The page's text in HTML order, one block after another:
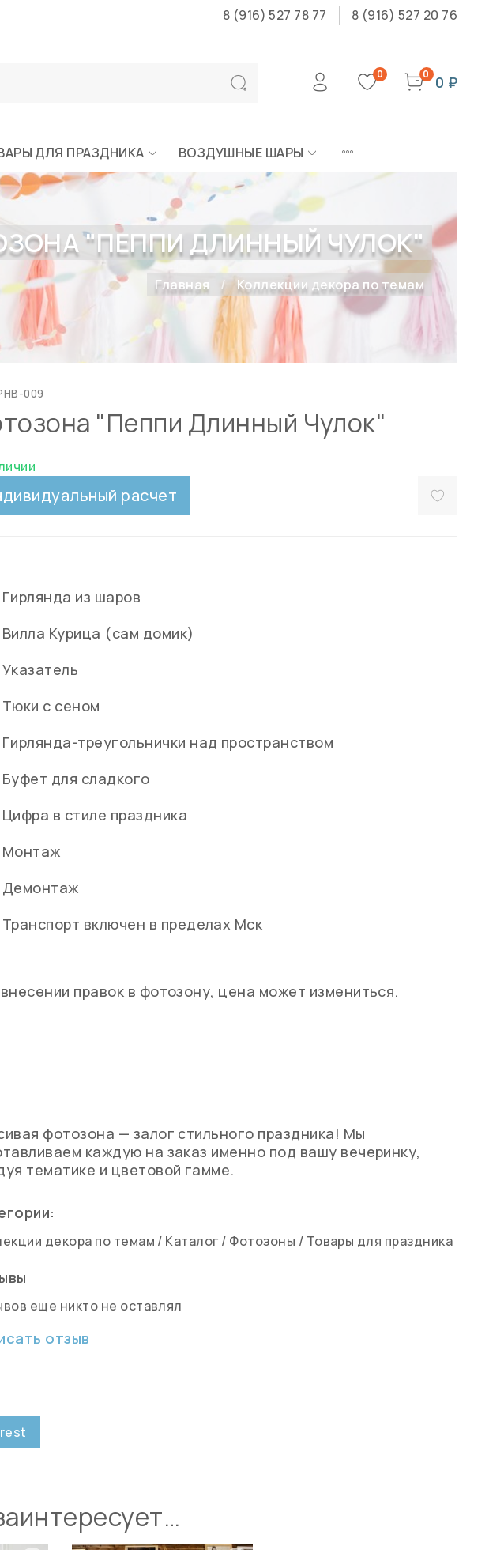
8 (916) 527 78 77 8 (916) 527 20 76
0 0 0 ₽
ДЛЯ ПРАЗДНИКА ВОЗДУШНЫЕ ШАРЫ
"ПЕППИ ДЛИННЫЙ ЧУЛОК"
Главная Коллекции декора по темам
009
"Пеппи Длинный Чулок"
расчет
Гирлянда из шаров
Вилла Курица (сам домик)
Указатель
Тюки с сеном
Гирлянда-треугольнички над пространством
Буфет для сладкого
Цифра в стиле праздника
Монтаж
Демонтаж
Транспорт включен в пределах Мск
правок в фотозону, цена может измениться.
фотозона — залог стильного праздника! Мы
каждую на заказ именно под вашу вечеринку,
тематике и цветовой гамме.
декора по темам / Каталог / Фотозоны / Товары для праздника
еще никто не оставлял
отзыв